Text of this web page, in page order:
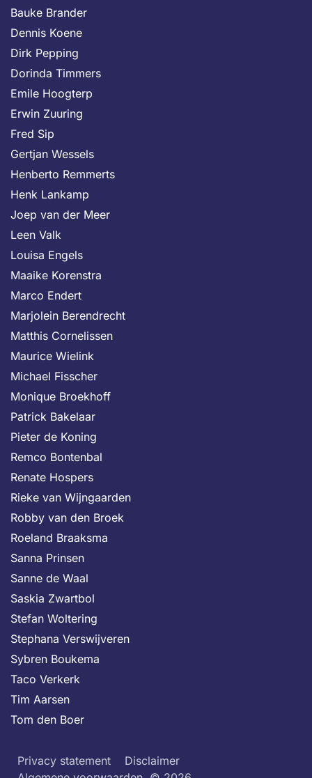
Bauke Brander
Dennis Koene
Dirk Pepping
Dorinda Timmers
Emile Hoogterp
Erwin Zuuring
Fred Sip
Gertjan Wessels
Henberto Remmerts
Henk Lankamp
Joep van der Meer
Leen Valk
Louisa Engels
Maaike Korenstra
Marco Endert
Marjolein Berendrecht
Matthis Cornelissen
Maurice Wielink
Michael Fisscher
Monique Broekhoff
Patrick Bakelaar
Pieter de Koning
Remco Bontenbal
Renate Hospers
Rieke van Wijngaarden
Robby van den Broek
Roeland Braaksma
Sanna Prinsen
Sanne de Waal
Saskia Zwartbol
Stefan Woltering
Stephana Verswijveren
Sybren Boukema
Taco Verkerk
Tim Aarsen
Tom den Boer
Privacy statement
Disclaimer